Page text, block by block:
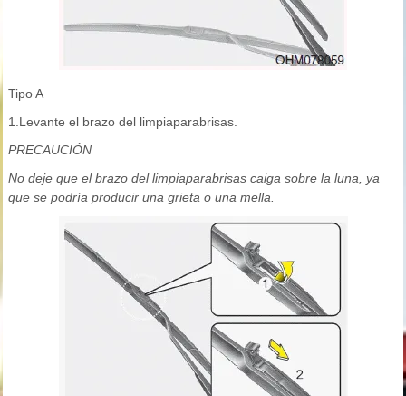
Tipo A
1.Levante el brazo del limpiaparabrisas.
PRECAUCIÓN
No deje que el brazo del limpiaparabrisas caiga sobre la luna, ya
que se podría producir una grieta o una mella.